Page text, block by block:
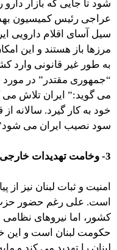
شود تا جایی که بازار
عراجی رئیس کمیسیون
سیل آسای اقلام دارویی
مرزها باز هستند و این
به طور غیر قانونی وارد
“جمهوری مقتدر” در مورد
می گوید:” ایران تلاش می
سود نصیب ایران می
3- وخامت تهدیدات خارجی و چالشهای داخلی
امنیت و ثبات لبنان نیز از
است. علی رغم حضور حزب
کشور، اما نیروهای
حکومت لبنان است و این